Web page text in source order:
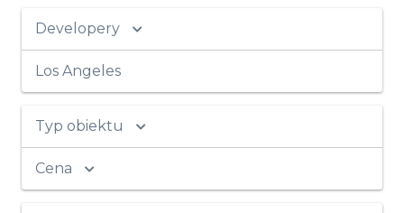
Developery
Los Angeles
Typ obiektu
Cena